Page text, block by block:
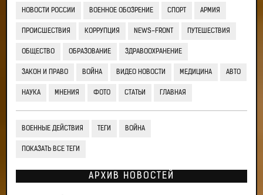
НОВОСТИ РОССИИ ВОЕННОЕ ОБОЗРЕНИЕ СПОРТ АРМИЯ
ПРОИСШЕСТВИЯ КОРРУПЦИЯ NEWS-FRONT ПУТЕШЕСТВИЯ
ОБЩЕСТВО ОБРАЗОВАНИЕ ЗДРАВООХРАНЕНИЕ
ЗАКОН И ПРАВО ВОЙНА ВИДЕО НОВОСТИ МЕДИЦИНА АВТО
НАУКА МНЕНИЯ ФОТО СТАТЬИ ГЛАВНАЯ
ВОЕННЫЕ ДЕЙСТВИЯ ТЕГИ ВОЙНА
ПОКАЗАТЬ ВСЕ ТЕГИ
АРХИВ НОВОСТЕЙ